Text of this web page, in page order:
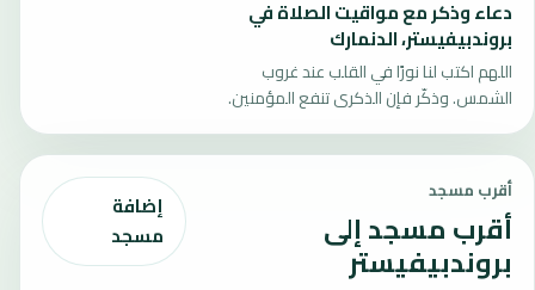
دعاء وذكر مع مواقيت الصلاة في
بروندبيفيستر، الدنمارك
اللهم اكتب لنا نورًا في القلب عند غروب
الشمس. وذكّر فإن الذكرى تنفع المؤمنين.
أقرب مسجد
أقرب مسجد إلى
بروندبيفيستر
إضافة
مسجد